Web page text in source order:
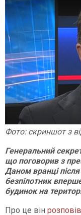
Фото: скриншот з
Генеральний
що поговорив з
Даном вранці
безпілотник
будинок на
Про це він розповів